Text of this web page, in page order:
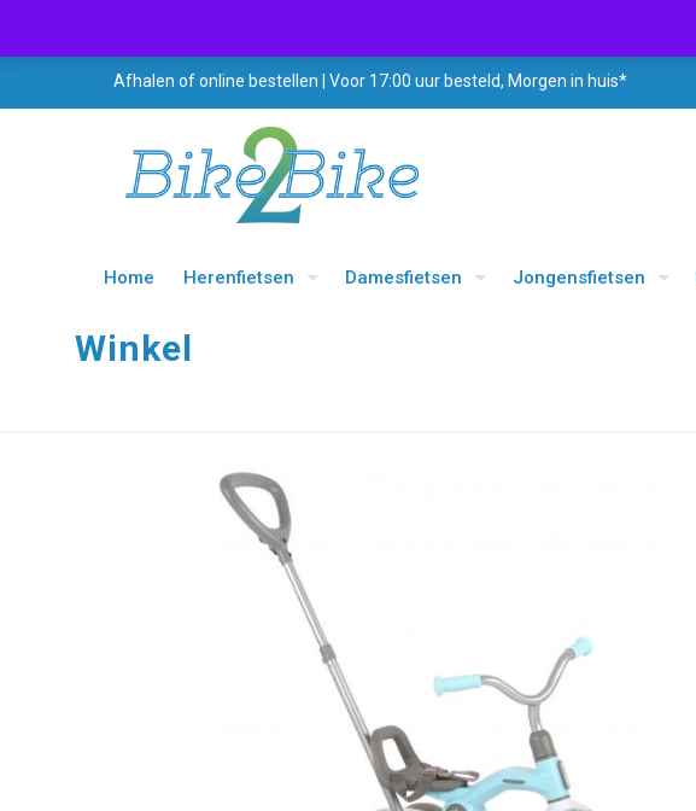
Afhalen of online bestellen | Voor 17:00 uur besteld, Morgen in huis*
Home Herenfietsen Damesfietsen Jongensfietsen
Winkel